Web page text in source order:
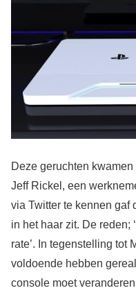
Deze geruchten
Jeff Rickel, een
via Twitter te kennen gaf
in het haar zit. De reden;
rate’. In tegenstelling tot
voldoende hebben
console moet